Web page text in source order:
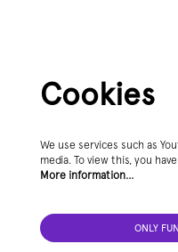
Cookies
We use services such as
media. To view this, you
More information…
ONLY